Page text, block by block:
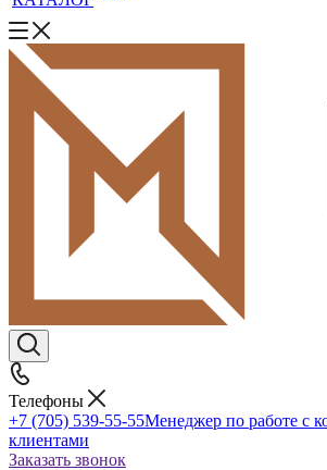
Телефоны
+7 (705) 539-55-55Менеджер по работе с
клиентами
Заказать звонок